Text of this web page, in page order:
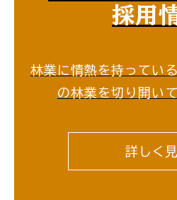
採用
林業に情熱を持ってい
の林業を切り開い
詳しく